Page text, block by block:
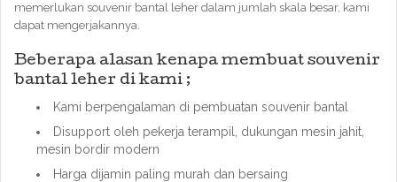
memerlukan souvenir bantal leher dalam jumlah skala besar, kami
dapat mengerjakannya.
Beberapa alasan kenapa membuat souvenir
bantal leher di kami ;
Kami berpengalaman di pembuatan souvenir bantal
Disupport oleh pekerja terampil, dukungan mesin jahit,
mesin bordir modern
Harga dijamin paling murah dan bersaing